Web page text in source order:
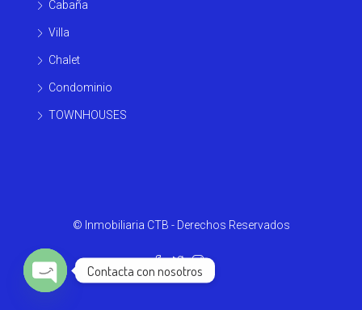
Cabaña
Villa
Chalet
Condominio
TOWNHOUSES
© Inmobiliaria CTB - Derechos Reservados
Contacta con nosotros